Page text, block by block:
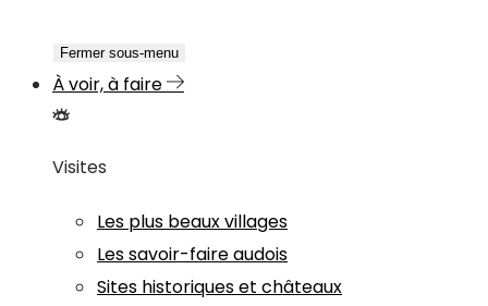
Fermer sous-menu
À voir, à faire
Visites
Les plus beaux villages
Les savoir-faire audois
Sites historiques et châteaux